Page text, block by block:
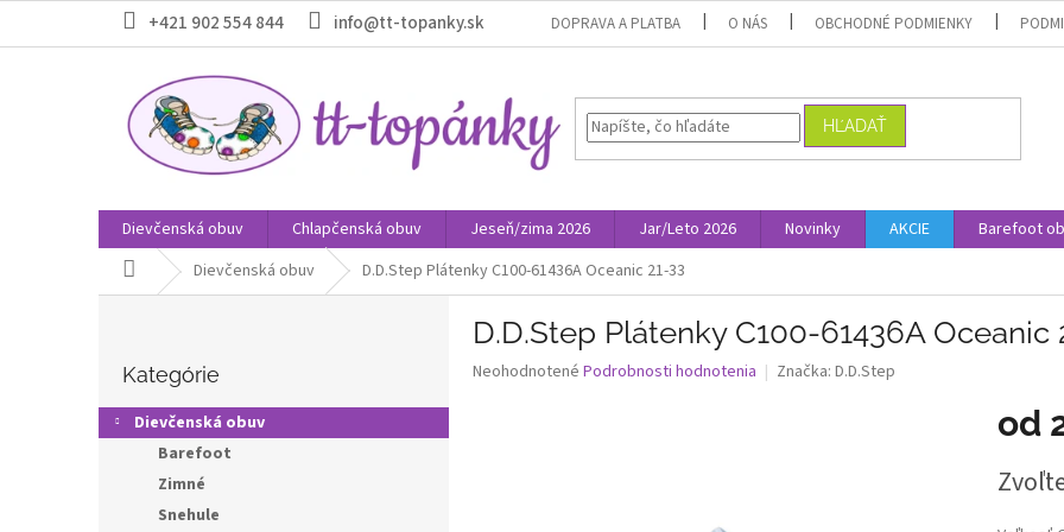
obsah
+421 902 554 844 info@tt-topanky.sk DOPRAVA A PLATBA O NÁS OBCHODNÉ PODMIENKY
HĽADAŤ
Dievčenská obuv Chlapčenská obuv Jeseň/zima 2026 Jar/Leto 2026 Novinky AKCIE Barefoot
DomovDievčenská obuv D.D.Step Plátenky C100-61436A Oceanic 21-33
ý
p
kategórie
Kategórie
Dievčenská obuv
Barefoot
Zimné
Snehule
D.D.Step Plátenky C100-61436A Oceanic
Priemerné
Neohodnotené Podrobnosti hodnotenia Značka: D.D.Step
od
cena: